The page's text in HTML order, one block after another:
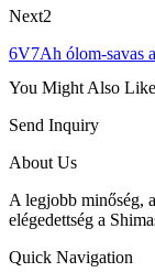
Next2
6V7Ah ólom-savas
You Might Also Like
Send Inquiry
About Us
A legjobb minőség,
elégedettség a
Quick Navigation